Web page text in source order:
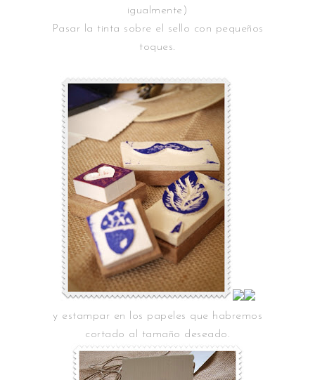
igualmente)
Pasar la tinta sobre el sello con pequeños
toques.
y estampar en los papeles que habremos
cortado al tamaño deseado.